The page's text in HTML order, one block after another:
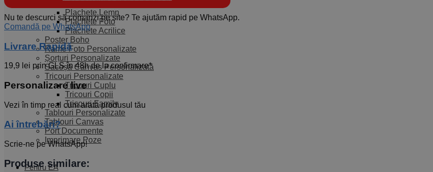
Plachete Personalizate
Plachete Lemn
Plachete Foto
Plachete Acrilice
Poster Boho
Rame Foto Personalizate
Șorțuri Personalizate
Sacoșă Canvas Personalizată
Tricouri Personalizate
Tricouri Cuplu
Tricouri Copii
Tricouri Family
Tablouri Personalizate
Tablouri Canvas
Port Documente
Imprimare Poze
Pentru EA
Nu te descurci să comanzi pe site? Te ajutăm rapid pe WhatsApp.
Comandă pe WhatsApp
Livrare Rapidă​
19,9 lei prin GLS în 48h de la confirmare*
Personalizare live
Vezi în timp real cum arată produsul tău
Ai întrebări?
Scrie-ne pe WhatsApp!
Produse similare: